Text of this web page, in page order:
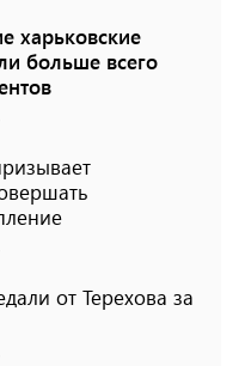
харьковские
больше всего
от Терехова за